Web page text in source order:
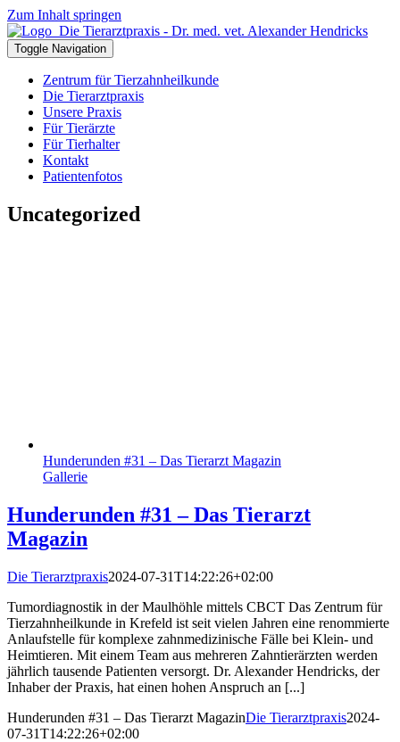
Zum Inhalt springen
Toggle Navigation
Zentrum für Tierzahnheilkunde
Die Tierarztpraxis
Unsere Praxis
Für Tierärzte
Für Tierhalter
Kontakt
Patientenfotos
Uncategorized
Hunderunden #31 – Das Tierarzt Magazin
Gallerie
Hunderunden #31 – Das Tierarzt
Magazin
Die Tierarztpraxis2024-07-31T14:22:26+02:00
Tumordiagnostik in der Maulhöhle mittels CBCT Das Zentrum für
Tierzahnheilkunde in Krefeld ist seit vielen Jahren eine renommierte
Anlaufstelle für komplexe zahnmedizinische Fälle bei Klein- und
Heimtieren. Mit einem Team aus mehreren Zahntierärzten werden
jährlich tausende Patienten versorgt. Dr. Alexander Hendricks, der
Inhaber der Praxis, hat einen hohen Anspruch an [...]
Hunderunden #31 – Das Tierarzt MagazinDie Tierarztpraxis2024-
07-31T14:22:26+02:00